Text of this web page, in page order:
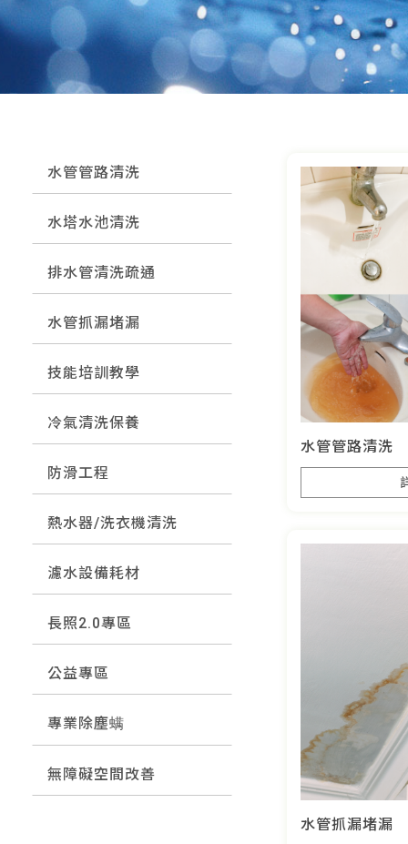
水管管路清洗
水塔水池清洗
排水管清洗疏通
水管抓漏堵漏
技能培訓教學
冷氣清洗保養
防滑工程
熱水器/洗衣機清洗
濾水設備耗材
長照2.0專區
公益專區
專業除塵螨
無障礙空間改善
水管管路清洗
水管抓漏堵漏